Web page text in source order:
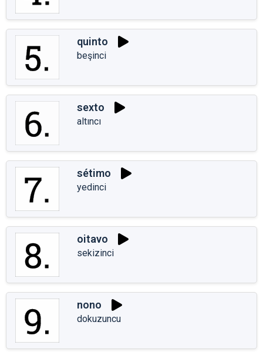
quinto
beşinci
sexto
altıncı
sétimo
yedinci
oitavo
sekizinci
nono
dokuzuncu